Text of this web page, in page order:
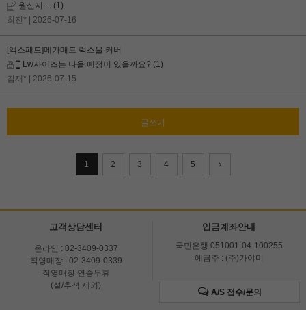
원산지.... (1)
최진*
| 2026-07-16
[엑스패드]메가매트 럭스울 커버
Lw사이즈는 나올 예정이 있을까요? (1)
김재*
| 2026-07-15
글쓰기
1 2 3 4 5
고객상담센터
온라인 : 02-3409-0337
직영매장 : 02-3409-0339
직영매장 연중무휴
(설/추석 제외)
입금계좌안내
국민은행 051001-04-100255
예금주 : (주)가야미
A/S 접수/문의